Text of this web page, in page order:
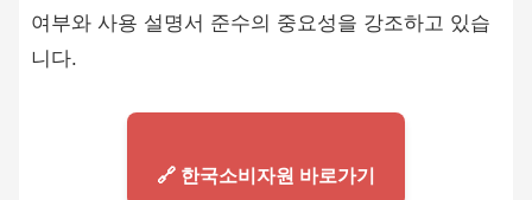
여부와 사용 설명서 준수의 중요성을 강조하고 있습
니다.
🔗 한국소비자원 바로가기